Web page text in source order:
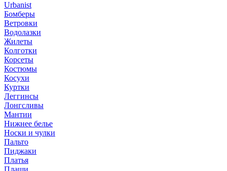
Urbanist
Бомберы
Ветровки
Водолазки
Жилеты
Колготки
Корсеты
Костюмы
Косухи
Куртки
Леггинсы
Лонгсливы
Мантии
Нижнее белье
Носки и чулки
Пальто
Пиджаки
Платья
Плащи